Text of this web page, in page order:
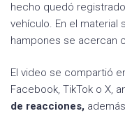
hecho quedó
vehículo. En el material
hampones se acercan
El video se compartió
Facebook, TikTok o X,
de reacciones,